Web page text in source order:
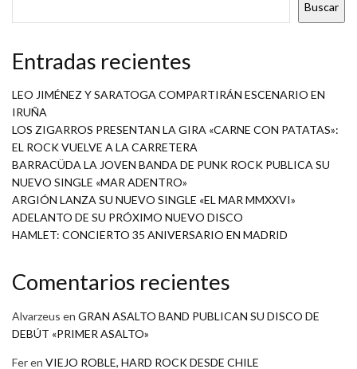
Buscar
Entradas recientes
LEO JIMÉNEZ Y SARATOGA COMPARTIRÁN ESCENARIO EN
IRUÑA
LOS ZIGARROS PRESENTAN LA GIRA «CARNE CON PATATAS»:
EL ROCK VUELVE A LA CARRETERA
BARRACÜDA LA JOVEN BANDA DE PUNK ROCK PUBLICA SU
NUEVO SINGLE «MAR ADENTRO»
ARGIÓN LANZA SU NUEVO SINGLE «EL MAR MMXXVI»
ADELANTO DE SU PRÓXIMO NUEVO DISCO
HAMLET: CONCIERTO 35 ANIVERSARIO EN MADRID
Comentarios recientes
Alvarzeus en GRAN ASALTO BAND PUBLICAN SU DISCO DE
DEBÚT «PRIMER ASALTO»
Feren VIEJO ROBLE, HARD ROCK DESDE CHILE